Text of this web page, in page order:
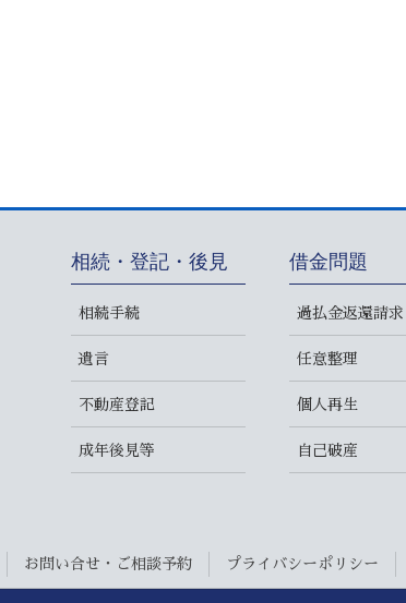
相続・登記・後見
相続手続
遺言
不動産登記
成年後見等
借金問題
過払金返還請求
任意整理
個人再生
自己破産
お問い合せ・ご相談予約 プライバシーポリシー